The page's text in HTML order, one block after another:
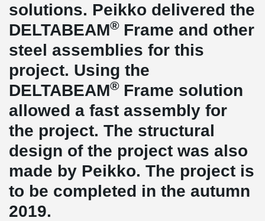
solutions. Peikko delivered the
DELTABEAM® Frame and other
steel assemblies for this
project. Using the
DELTABEAM® Frame solution
allowed a fast assembly for
the project. The structural
design of the project was also
made by Peikko. The project is
to be completed in the autumn
2019.